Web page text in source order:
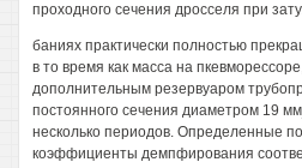
проходного сечения дросселя при
баниях практически полностью
в то время как масса на
дополнительным резервуаром
постоянного сечения диаметром 19
несколько периодов. Определенные
коэффициенты демпфирования